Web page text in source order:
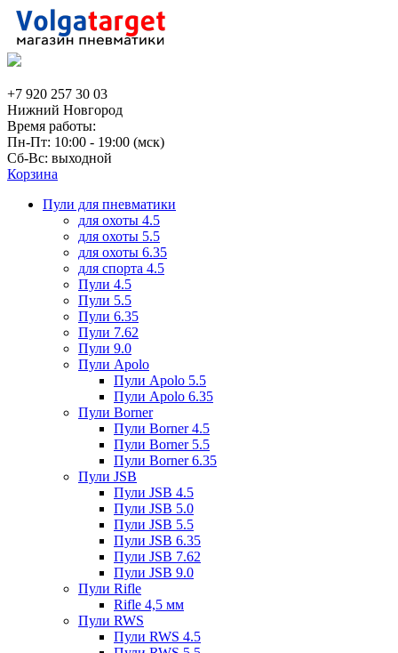
+7 920 257 30 03
Нижний Новгород
Время работы:
Пн-Пт: 10:00 - 19:00 (мск)
Сб-Вс: выходной
Корзина
Пули для пневматики
для охоты 4.5
для охоты 5.5
для охоты 6.35
для спорта 4.5
Пули 4.5
Пули 5.5
Пули 6.35
Пули 7.62
Пули 9.0
Пули Apolo
Пули Apolo 5.5
Пули Apolo 6.35
Пули Borner
Пули Borner 4.5
Пули Borner 5.5
Пули Borner 6.35
Пули JSB
Пули JSB 4.5
Пули JSB 5.0
Пули JSB 5.5
Пули JSB 6.35
Пули JSB 7.62
Пули JSB 9.0
Пули Rifle
Rifle 4,5 мм
Пули RWS
Пули RWS 4.5